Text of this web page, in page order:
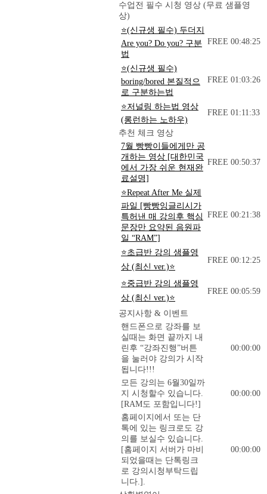
수업전 필수 시청 영상 (무료 샘플영
상)
⭐(신규생 필수) 두더지
Are you? Do you? 구분
법
FREE 00:48:25
⭐(신규생 필수)
boring/bored 본질적으
로 구분하는법
FREE 01:03:26
⭐저널링 하는법 영상
(롱런하는 노하우)
FREE 01:11:33
추천 체크 영상
7월 빵빵이들에게만 공
개하는 영상 [대한민국
에서 가장 쉬운 현재완
료설명]
FREE 00:50:37
⭐Repeat After Me 실제
파일 [빵빵잉글리시가
특허낸 매 강의후 핵심
문장만 요약된 음원파
일 “RAM”]
FREE 00:21:38
⭐초급반 강의 샘플영
상 (최신 ver.)⭐
FREE 00:12:25
⭐중급반 강의 샘플영
상 (최신 ver.)⭐
FREE 00:05:59
공지사항 & 이벤트
핸드폰으로 강좌를 보
실때는 화면 끝까지 내
린후 “강좌진행”버튼
을 눌러야 강의가 시작
됩니다!!!
00:00:00
모든 강의는 6월30일까
지 시청할수 있습니다.
[RAM도 포함입니다!]
00:00:00
홈페이지에서 또는 단
톡에 있는 링크로도 강
의를 보실수 있습니다.
[홈페이지 서버가 마비
되었을때는 단톡링크
로 강의시청부탁드립
니다.].
00:00:00